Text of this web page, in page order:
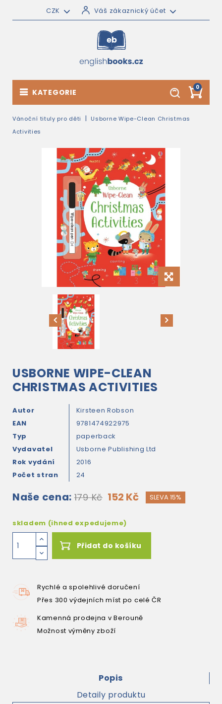
CZK Váš zákaznický účet
0
KATEGORIE
Vánoční tituly pro děti
Usborne Wipe-Clean Christmas
Activities
USBORNE WIPE-CLEAN
CHRISTMAS ACTIVITIES
Autor
Kirsteen Robson
EAN
9781474922975
Typ
paperback
Vydavatel
Usborne Publishing Ltd
Rok vydání
2016
Počet stran
24
Naše cena: 179 Kč 152 Kč SLEVA 15%
skladem (ihned expedujeme)
Přidat do košíku
Rychlé a spolehlivé doručení
Přes 300 výdejních míst po celé ČR
Kamenná prodejna v Berouně
Možnost výměny zboží
Popis
Detaily produktu